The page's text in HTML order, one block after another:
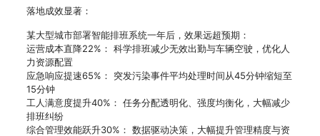
落地成效显著：
某大型城市部署智能排班系统一年后，效果远超预期：
运营成本直降22%： 科学排班减少无效出勤与车辆空驶，优化人
力资源配置
应急响应提速65%： 突发污染事件平均处理时间从45分钟缩短至
15分钟
工人满意度提升40%： 任务分配透明化、强度均衡化，大幅减少
排班纠纷
综合管理效能跃升30%： 数据驱动决策，大幅提升管理精度与资